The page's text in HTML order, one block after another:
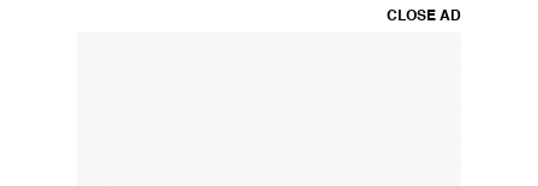
CLOSE AD